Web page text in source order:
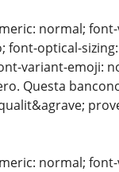
normal;
font-optical-
variant-emoji:
Questa
normal;